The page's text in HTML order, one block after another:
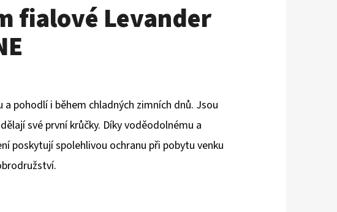
fialové Levander
pohodlí i během chladných zimních dnů. Jsou
své první krůčky. Díky voděodolnému a
poskytují spolehlivou ochranu při pobytu venku